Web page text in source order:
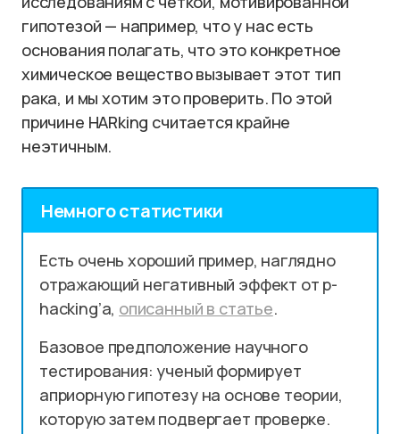
гипотезой — например, что у нас есть
основания полагать, что это конкретное
химическое вещество вызывает этот тип
рака, и мы хотим это проверить. По этой
причине HARking считается крайне
неэтичным.
Немного статистики
Есть очень хороший пример, наглядно
отражающий негативный эффект от p-
hacking’а, описанный в статье.
Базовое предположение научного
тестирования: ученый формирует
априорную гипотезу на основе теории,
которую затем подвергает проверке.